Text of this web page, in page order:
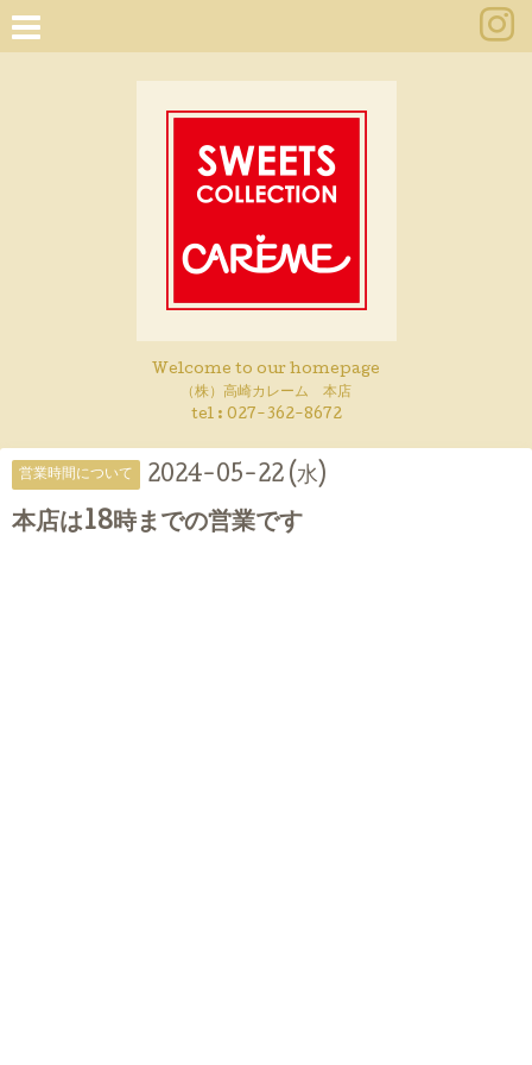
Welcome to our homepage
（株）高崎カレーム 本店
tel : 027-362-8672
営業時間について 2024-05-22 (水)
本店は18時までの営業です